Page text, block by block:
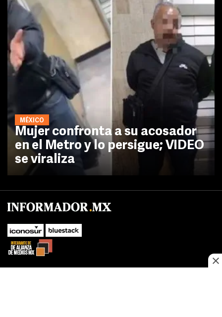
MÉXICO
Mujer confronta a su acosador
en el Metro y lo persigue; VIDEO
se viraliza